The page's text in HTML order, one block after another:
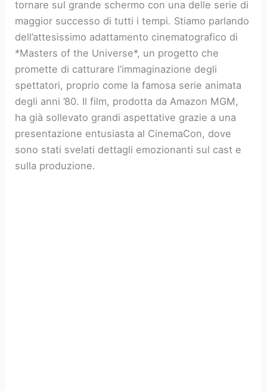
tornare sul grande schermo con una delle serie di
maggior successo di tutti i tempi. Stiamo parlando
dell’attesissimo adattamento cinematografico di
*Masters of the Universe*, un progetto che
promette di catturare l’immaginazione degli
spettatori, proprio come la famosa serie animata
degli anni ’80. Il film, prodotta da Amazon MGM,
ha già sollevato grandi aspettative grazie a una
presentazione entusiasta al CinemaCon, dove
sono stati svelati dettagli emozionanti sul cast e
sulla produzione.